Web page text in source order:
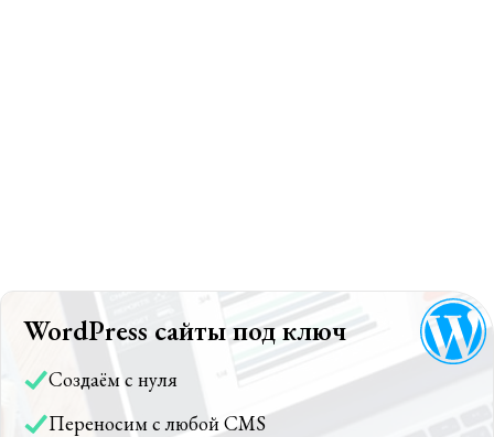
WordPress сайты под ключ
Создаём с нуля
Переносим с любой CMS